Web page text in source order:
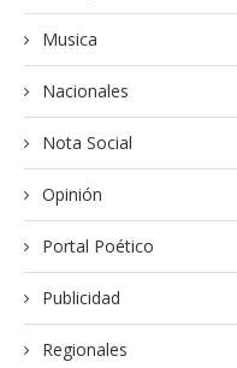
Musica
Nacionales
Nota Social
Opinión
Portal Poético
Publicidad
Regionales